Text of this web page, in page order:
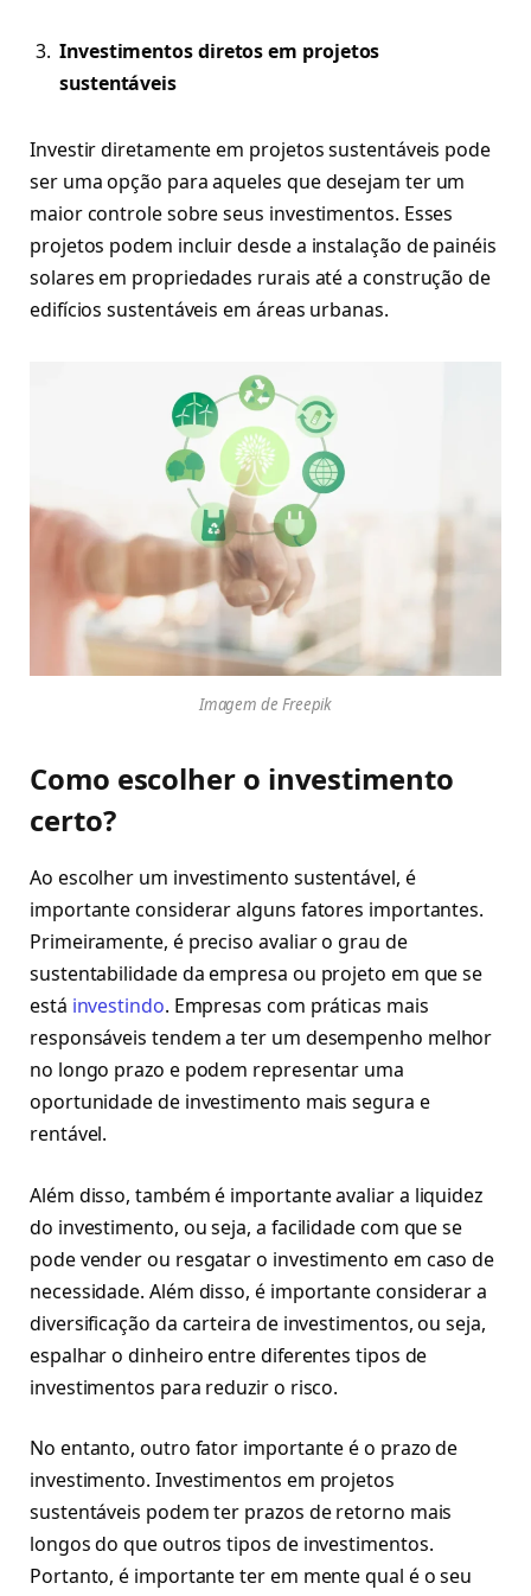
Investimentos diretos em projetos
sustentáveis
Investir diretamente em projetos sustentáveis pode
ser uma opção para aqueles que desejam ter um
maior controle sobre seus investimentos. Esses
projetos podem incluir desde a instalação de painéis
solares em propriedades rurais até a construção de
edifícios sustentáveis em áreas urbanas.
Imagem de Freepik
Como escolher o investimento
certo?
Ao escolher um investimento sustentável, é
importante considerar alguns fatores importantes.
Primeiramente, é preciso avaliar o grau de
sustentabilidade da empresa ou projeto em que se
está investindo. Empresas com práticas mais
responsáveis tendem a ter um desempenho melhor
no longo prazo e podem representar uma
oportunidade de investimento mais segura e
rentável.
Além disso, também é importante avaliar a liquidez
do investimento, ou seja, a facilidade com que se
pode vender ou resgatar o investimento em caso de
necessidade. Além disso, é importante considerar a
diversificação da carteira de investimentos, ou seja,
espalhar o dinheiro entre diferentes tipos de
investimentos para reduzir o risco.
No entanto, outro fator importante é o prazo de
investimento. Investimentos em projetos
sustentáveis podem ter prazos de retorno mais
longos do que outros tipos de investimentos.
Portanto, é importante ter em mente qual é o seu